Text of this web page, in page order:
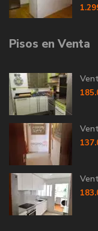
Pisos en Venta